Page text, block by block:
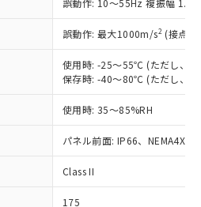
誤動作: 10～55Hz 複振幅
誤動作: 最大1000m/s2 (接点
使用時: -25～55℃ (ただし、氷
保存時: -40～80℃ (ただし、氷
使用時: 35～85%RH
パネル前面: IP66、NEMA4X,
Class II
175
況および標準価格はお客
、またはお客様担当のオ
器販売店・当社販売員に
機器販売店や当社販売拠
ットワーク
」をご確認
び標準価格結果を当社の
く第三者に漏洩または開
お願いします。
能（部品リスト作成サー
用いただくには、I-Web
用監視および制御機器に対する
物質については閾値を超える意
確認しています。
状況などにより、予定
あります。
) : 1000ppm、 DIBP(フタル酸ジ
、 BBP(フタル酸ブチルベンジ
エチルヘキシル)) : 1000ppm
を示します。
状況下において有害物
、環境に深刻な影響を
味します。
など、違法に輸出されな
手段を講じます。
品を、核兵器、ミサイ
、生物兵器またはその他
れらの製造装置等に一切
製品を第三者に販売する
1、2および3の内容を当
知します。また当社は、
販売に係わる関係者が違
おそれがある場合は、取
しません。
は満たないが在庫あり
(最新の在庫状況につ
お客様のお取引先、ま
様担当のオムロン制御
店・当社販売員にご確
機種、また在庫状況の
開していない機種